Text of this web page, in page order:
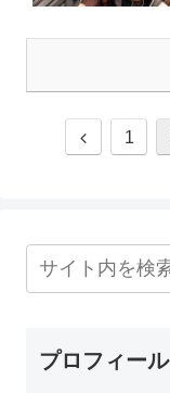
1
プロフィール